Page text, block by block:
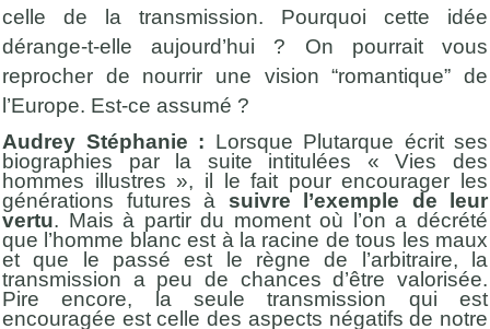
celle de la transmission. Pourquoi cette idée
dérange-t-elle aujourd’hui ? On pourrait vous
reprocher de nourrir une vision “romantique” de
l’Europe. Est-ce assumé ?
Audrey Stéphanie : Lorsque Plutarque écrit ses
biographies par la suite intitulées « Vies des
hommes illustres », il le fait pour encourager les
générations futures à suivre l’exemple de leur
vertu. Mais à partir du moment où l’on a décrété
que l’homme blanc est à la racine de tous les maux
et que le passé est le règne de l’arbitraire, la
transmission a peu de chances d’être valorisée.
Pire encore, la seule transmission qui est
encouragée est celle des aspects négatifs de notre